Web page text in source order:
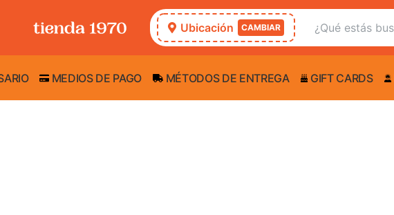
Ubicación CAMBIAR
MEDIOS DE PAGO MÉTODOS DE ENTREGA GIFT CARDS